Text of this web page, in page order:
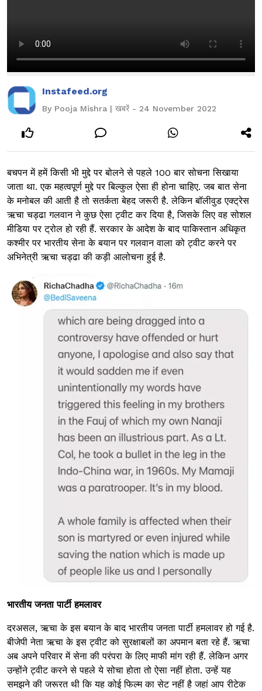
Instafeed.org
By Pooja Mishra | खबरें - 24 November 2022
बचपन में हमें किसी भी मुद्दे पर बोलने से पहले 100 बार सोचना सिखाया
जाता था. एक महत्वपूर्ण मुद्दे पर बिल्कुल ऐसा ही होना चाहिए. जब बात सेना
के मनोबल की आती है तो सतर्कता बेहद जरूरी है. लेकिन बॉलीवुड एक्ट्रेस
ऋचा चड्ढा गलवान ने कुछ ऐसा ट्वीट कर दिया है, जिसके लिए वह सोशल
मीडिया पर ट्रोल हो रही हैं. सरकार के आदेश के बाद पाकिस्तान अधिकृत
कश्मीर पर भारतीय सेना के बयान पर गलवान वाला को ट्वीट करने पर
अभिनेत्री ऋचा चड्ढा की कड़ी आलोचना हुई है.
भारतीय जनता पार्टी हमलावर
दरअसल, ऋचा के इस बयान के बाद भारतीय जनता पार्टी हमलावर हो गई है.
बीजेपी नेता ऋचा के इस ट्वीट को सुरक्षाबलों का अपमान बता रहे हैं. ऋचा
अब अपने परिवार में सेना की परंपरा के लिए माफी मांग रही हैं. लेकिन अगर
उन्होंने ट्वीट करने से पहले ये सोचा होता तो ऐसा नहीं होता. उन्हें यह
समझने की जरूरत थी कि यह कोई फिल्म का सेट नहीं है जहां आप रीटेक